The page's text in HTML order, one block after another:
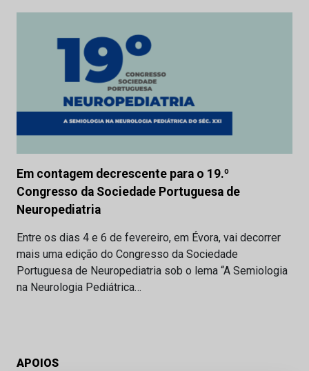
Em contagem decrescente para o 19.º
Congresso da Sociedade Portuguesa de
Neuropediatria
Entre os dias 4 e 6 de fevereiro, em Évora, vai decorrer
mais uma edição do Congresso da Sociedade
Portuguesa de Neuropediatria sob o lema “A Semiologia
na Neurologia Pediátrica…
APOIOS